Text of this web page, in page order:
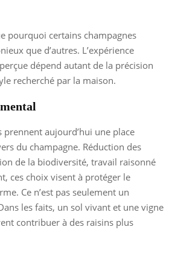
pourquoi certains champagnes
que d’autres. L’expérience
dépend autant de la précision
recherché par la maison.
prennent aujourd’hui une place
du champagne. Réduction des
de la biodiversité, travail raisonné
ces choix visent à protéger le
Ce n’est pas seulement un
les faits, un sol vivant et une vigne
contribuer à des raisins plus